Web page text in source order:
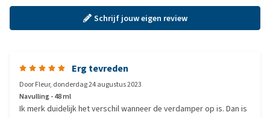
Schrijf jouw eigen review
Erg tevreden
DoorFleur, donderdag 24 augustus 2023
Navulling - 48 ml
Ik merk duidelijk het verschil wanneer de verdamper op is. Dan is